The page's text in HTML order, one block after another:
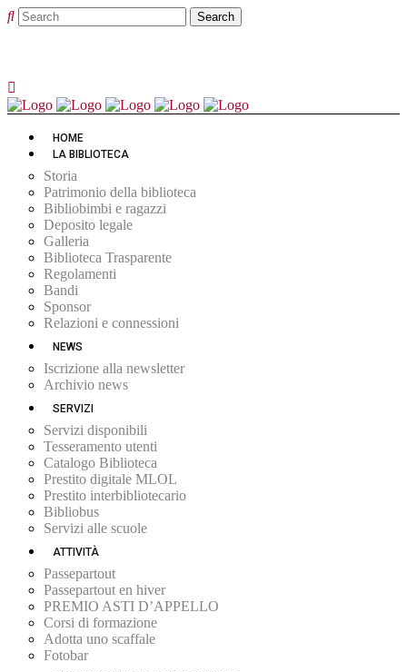
HOME
LA BIBLIOTECA
Storia
Patrimonio della biblioteca
Bibliobimbi e ragazzi
Deposito legale
Galleria
Biblioteca Trasparente
Regolamenti
Bandi
Sponsor
Relazioni e connessioni
NEWS
Iscrizione alla newsletter
Archivio news
SERVIZI
Servizi disponibili
Tesseramento utenti
Catalogo Biblioteca
Prestito digitale MLOL
Prestito interbibliotecario
Bibliobus
Servizi alle scuole
ATTIVITÀ
Passepartout
Passepartout en hiver
PREMIO ASTI D’APPELLO
Corsi di formazione
Adotta uno scaffale
Fotobar